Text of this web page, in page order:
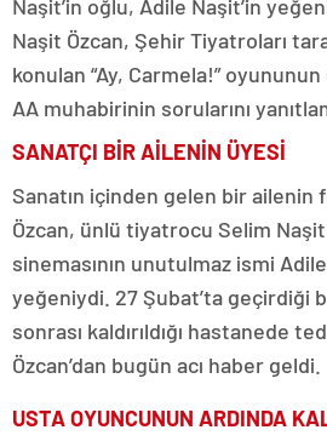
Naşit’in oğlu, Adile Naşit’in
Naşit Özcan, Şehir Tiyatroları
konulan “Ay, Carmela!”
AA muhabirinin sorularını
SANATÇI BİR AİLENİN ÜYESİ
Sanatın içinden gelen bir ailenin
Özcan, ünlü tiyatrocu Selim Naşit
sinemasının unutulmaz ismi
yeğeniydi. 27 Şubat’ta geçirdiği
sonrası kaldırıldığı hastanede
Özcan’dan bugün acı haber geldi.
USTA OYUNCUNUN ARDINDA